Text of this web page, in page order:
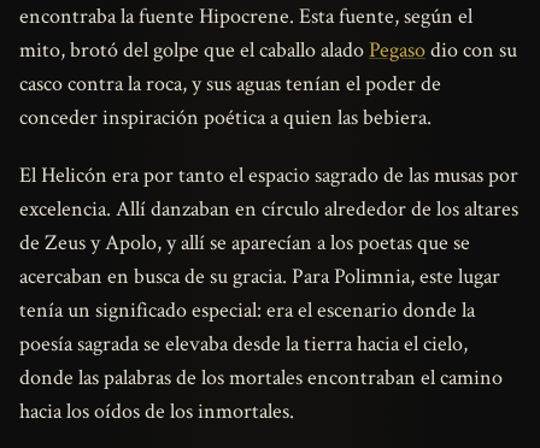
encontraba la fuente Hipocrene. Esta fuente, según el
mito, brotó del golpe que el caballo aladoPegasodio con su
casco contra la roca, y sus aguas tenían el poder de
conceder inspiración poética a quien las bebiera.
El Helicón era por tanto el espacio sagrado de las musas por
excelencia. Allí danzaban en círculo alrededor de los altares
de Zeus y Apolo, y allí se aparecían a los poetas que se
acercaban en busca de su gracia. Para Polimnia, este lugar
tenía un significado especial: era el escenario donde la
poesía sagrada se elevaba desde la tierra hacia el cielo,
donde las palabras de los mortales encontraban el camino
hacia los oídos de los inmortales.